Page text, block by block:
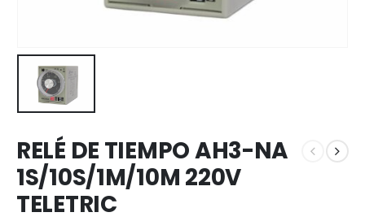
RELÉ DE TIEMPO AH3-NA
1S/10S/1M/10M 220V
TELETRIC